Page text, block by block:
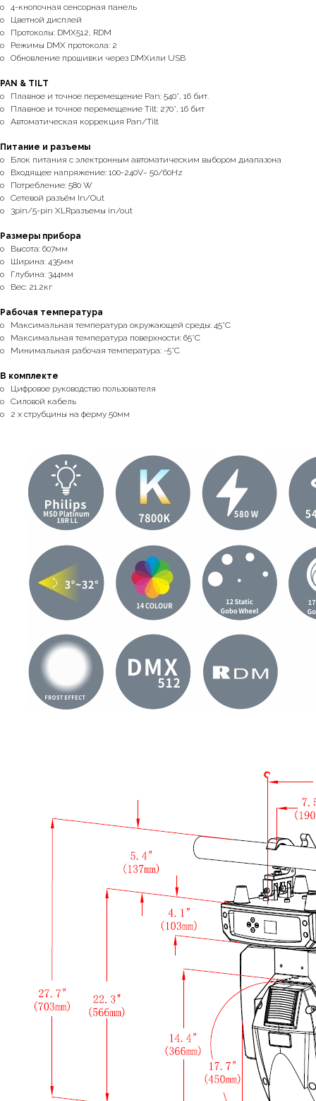
o 4-кнопочная сенсорная панель
o Цветной дисплей
o Протоколы: DMX512, RDM
o Режимы DMX протокола: 2
o Обновление прошивки через DMXили USB
PAN & TILT
o Плавное и точное перемещение Pan: 540°, 16 бит.
o Плавное и точное перемещение Tilt: 270°, 16 бит
o Автоматическая коррекция Pan/Tilt
Питание и разъемы
o Блок питания с электронным автоматическим выбором диапазона
o Входящее напряжение: 100-240V~ 50/60Hz
o Потребление: 580 W
o Сетевой разъём In/Out
o 3pin/5-pin XLRразъемы in/out
Размеры прибора
o Высота: 607мм
o Ширина: 435мм
o Глубина: 344мм
o Вес: 21.2кг
Рабочая температура
o Максимальная температура окружающей среды: 45°C
o Максимальная температура поверхности: 65°C
o Минимальная рабочая температура: -5°C
В комплекте
o Цифровое руководство пользователя
o Силовой кабель
o 2 x струбцины на ферму 50мм